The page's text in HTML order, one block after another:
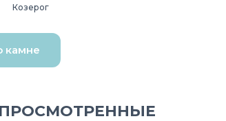
Козерог
камне